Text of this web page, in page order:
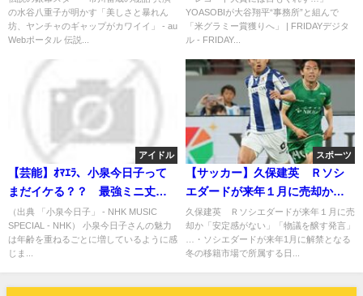
の水谷八重子が明かす「美しさと暴れん
坊、ヤンチャのギャップがカワイイ」 - au
Webポータル 伝説...
YOASOBIが大谷翔平“事務所”と組んで
「米グラミー賞獲りへ」 | FRIDAYデジタ
ル - FRIDAY...
アイドル
【芸能】ｵﾏｴﾗ、小泉今日子って
まだイケる？？ 最強ミニ丈ワ
ンピ＆網タイツ姿がヤバ
い・・・
（出典 「小泉今日子」 - NHK MUSIC
SPECIAL - NHK） 小泉今日子さんの魅力
は年齢を重ねるごとに増しているように感
じま...
スポーツ
【サッカー】久保建英 Ｒソシ
エダードが来年１月に売却か
「安定感がない」「物議を醸す
発言」
久保建英 Ｒソシエダードが来年１月に売
却か「安定感がない」「物議を醸す発言」
…・ソシエダードが来年1月に解禁となる
冬の移籍市場で所属する日...